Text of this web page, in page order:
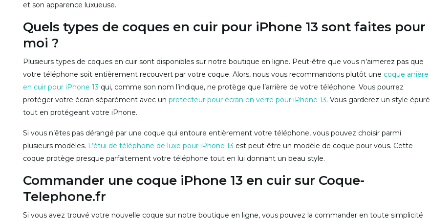
et son apparence luxueuse.
Quels types de coques en cuir pour iPhone 13 sont faites pour
moi ?
Plusieurs types de coques en cuir sont disponibles sur notre boutique en ligne. Peut-être que vous n’aimerez pas que
votre téléphone soit entièrement recouvert par votre coque. Alors, nous vous recommandons plutôt une coque arrière
en cuir pour iPhone 13 qui, comme son nom l’indique, ne protège que l’arrière de votre téléphone. Vous pourrez
protéger votre écran séparément avec un protecteur pour écran en verre pour iPhone 13. Vous garderez un style épuré
tout en protégeant votre iPhone.
Si vous n’êtes pas dérangé par une coque qui entoure entièrement votre téléphone, vous pouvez choisir parmi
plusieurs modèles. L’étui de téléphone de luxe pour iPhone 13 est peut-être un modèle de coque pour vous. Cette
coque protège presque parfaitement votre téléphone tout en lui donnant un beau style.
Commander une coque iPhone 13 en cuir sur Coque-
Telephone.fr
Si vous avez trouvé votre nouvelle coque sur notre boutique en ligne, vous pouvez la commander en toute simplicité